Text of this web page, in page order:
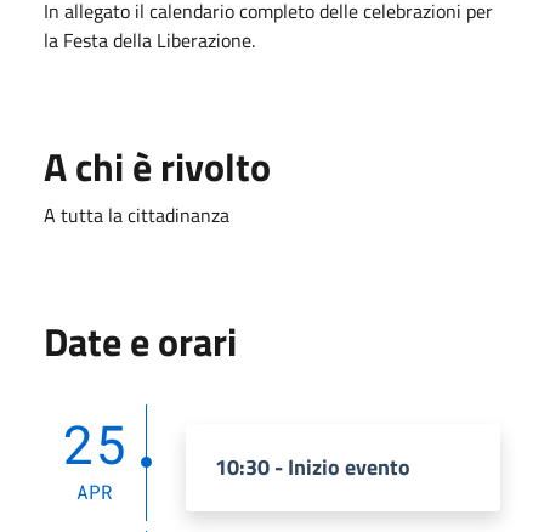
In allegato il calendario completo delle celebrazioni per
la Festa della Liberazione.
A chi è rivolto
A tutta la cittadinanza
Date e orari
25
APR
10:30 - Inizio evento